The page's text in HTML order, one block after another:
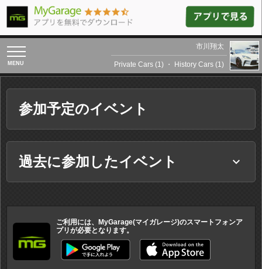
toggle
navigation
市川翔太
Private Cars (1) ・ History Cars (1)
参加予定のイベント
過去に参加したイベント keyboard_arrow_down
ご利用には、MyGarage(マイガレージ)のスマートフォンア
プリが必要となります。